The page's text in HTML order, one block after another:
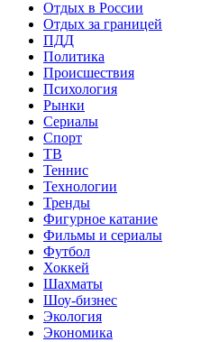
Отдых в России
Отдых за границей
ПДД
Политика
Происшествия
Психология
Рынки
Сериалы
Спорт
ТВ
Теннис
Технологии
Тренды
Фигурное катание
Фильмы и сериалы
Футбол
Хоккей
Шахматы
Шоу-бизнес
Экология
Экономика